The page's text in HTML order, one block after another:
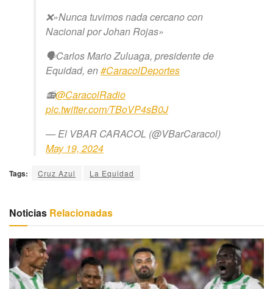
❌»Nunca tuvimos nada cercano con
Nacional por Johan Rojas»
🗣️Carlos Mario Zuluaga, presidente de
Equidad, en#CaracolDeportes
📻@CaracolRadio
pic.twitter.com/TBoVP4sB0J
— El VBAR CARACOL (@VBarCaracol)
May 19, 2024
Tags: Cruz Azul La Equidad
Noticias Relacionadas